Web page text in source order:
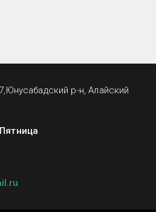
р-н, Алайский